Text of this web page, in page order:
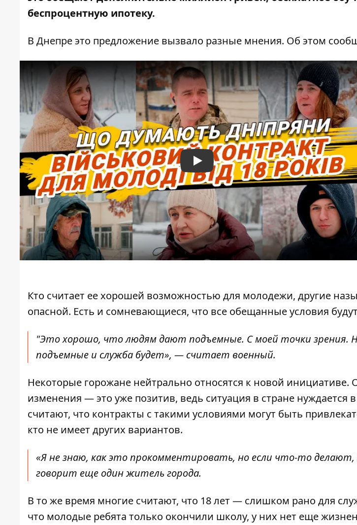
беспроцентную ипотеку.
В Днепре это предложение вызвало разные мнения. Об этом
Play
Кто считает ее хорошей возможностью для молодежи, другие
опасной. Есть и сомневающиеся, что все обещанные условия
"Это хорошо, что людям дают подъемные. С моей точки зрения.
подъемные и служба будет», — считает военный.
Некоторые горожане нейтрально относятся к новой инициативе.
изменения — это уже позитив, ведь ситуация в стране нуждается
считают, что контракты с такими условиями могут быть
кто не имеет других вариантов.
«Я не знаю, как это прокомментировать, но если что-то
говорит еще один житель города.
В то же время многие считают, что 18 лет — слишком рано для
что молодые ребята только окончили школу, у них нет еще